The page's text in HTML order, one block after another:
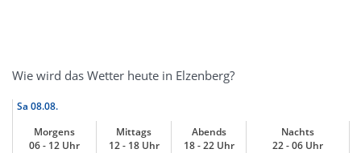
Wie wird das Wetter heute in Elzenberg?
Sa 08.08.
Morgens
06 - 12 Uhr
Mittags
12 - 18 Uhr
Abends
18 - 22 Uhr
Nachts
22 - 06 Uhr